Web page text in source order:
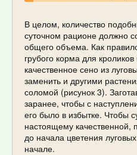
В целом, количество
суточном рационе должно
общего объема. Как
грубого корма для кроликов
качественное сено из
заменить и другими
соломой (рисунок 3).
заранее, чтобы с
его было в избытке. Чтобы
настоящему качественной,
до начала цветения
начале.